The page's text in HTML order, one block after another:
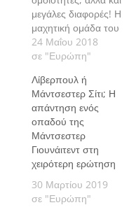
μεγάλες διαφορές! Η
μαχητική ομάδα του
Ανφιλντ κόντρα στον
σύλλογο με τη βασιλική
FourFourTwo γράφει
για τον μεγάλο τελικό.
24 Μαΐου 2018
σε "Ευρώπη"
Λίβερπουλ ή
Μάντσεστερ Σίτι; Η
απάντηση ενός
οπαδού της
Μάντσεστερ
Γιουνάιτεντ στη
χειρότερη ερώτηση
30 Μαρτίου 2019
σε "Ευρώπη"